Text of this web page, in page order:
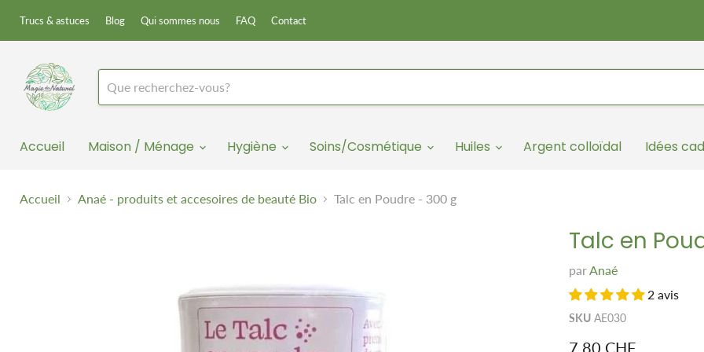
Trucs & astuces Blog Qui sommes nous FAQ Contact
Accueil Maison / Ménage Hygiène Soins/Cosmétique Huiles Argent colloïdal Idées
Accueil Anaé - produits et accesoires de beauté Bio Talc en Poudre - 300 g
Talc en
parAnaé
2 avis
SKU AE030
Prix remisé
7.80 CHF